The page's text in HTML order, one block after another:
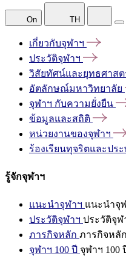
On TH
เกี่ยวกับจุฬาฯ
ประวัติจุฬาฯ
วิสัยทัศน์และยุทธศาสต
อัตลักษณ์มหาวิทยาลัย
จุฬาฯ กับความยั่งยืน
ข้อมูลและสถิติ
หน่วยงานของจุฬาฯ
ร้องเรียนทุจริตและปร
รู้จักจุฬาฯ
แนะนำจุฬาฯ แนะนำจุ
ประวัติจุฬาฯ ประวัติจุฬ
ภารกิจหลัก ภารกิจหลัก
จุฬาฯ 100 ปี จุฬาฯ 100